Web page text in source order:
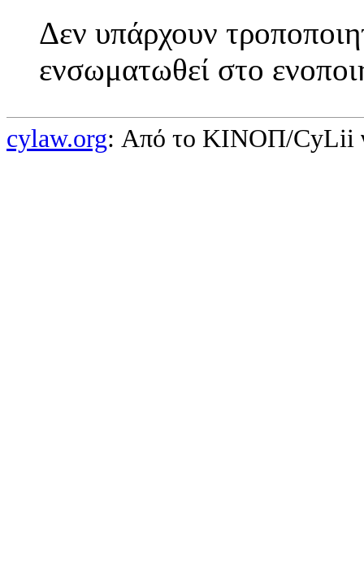
Δεν υπάρχουν
ενσωματωθεί στο
cylaw.org: Από το ΚΙΝOΠ/CyLii